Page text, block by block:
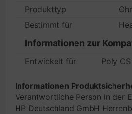
Produkttyp
Bestimmt für
Informationen zur
Entwickelt für Poly
Informationen
Verantwortliche Person in der
HP Deutschland GmbH